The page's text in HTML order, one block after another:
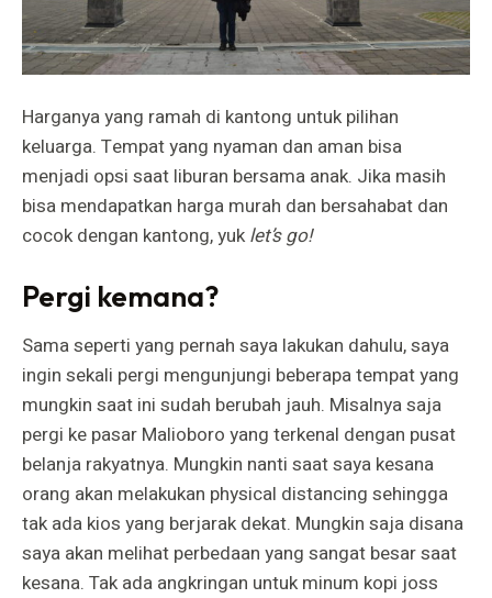
Harganya yang ramah di kantong untuk pilihan
keluarga. Tempat yang nyaman dan aman bisa
menjadi opsi saat liburan bersama anak. Jika masih
bisa mendapatkan harga murah dan bersahabat dan
cocok dengan kantong, yuklet’s go!
Pergi kemana?
Sama seperti yang pernah saya lakukan dahulu, saya
ingin sekali pergi mengunjungi beberapa tempat yang
mungkin saat ini sudah berubah jauh. Misalnya saja
pergi ke pasar Malioboro yang terkenal dengan pusat
belanja rakyatnya. Mungkin nanti saat saya kesana
orang akan melakukan physical distancing sehingga
tak ada kios yang berjarak dekat. Mungkin saja disana
saya akan melihat perbedaan yang sangat besar saat
kesana. Tak ada angkringan untuk minum kopi joss